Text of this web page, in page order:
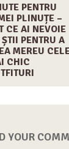
PENTRU
PLINUȚE –
CE AI NEVOIE
PENTRU A
MEREU
CHIC
YOUR